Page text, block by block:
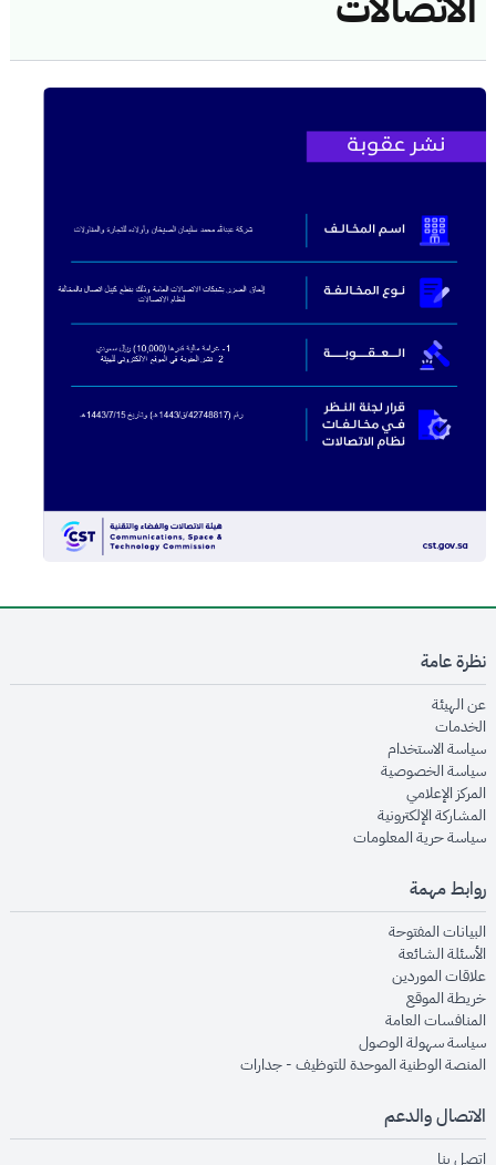
نظرة عامة
عن الهيئةopens in new window
الخدماتopens in new window
سياسة الاستخدام
سياسة الخصوصيةopens in new window
المركز الإعلاميopens in new window
المشاركة الإلكترونيةopens in new window
سياسة حرية المعلوماتopens in new window
روابط مهمة
البيانات المفتوحةopens in new window
الأسئلة الشائعةopens in new window
علاقات الموردينopens in new window
خريطة الموقعopens in new window
المنافسات العامةopens in new window
سياسة سهولة الوصولopens in new window
المنصة الوطنية الموحدة للتوظيف - جداراتopens in new window
الاتصال والدعم
اتصل بنا